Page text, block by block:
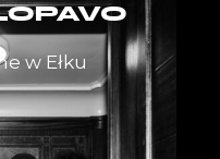
w Ełku